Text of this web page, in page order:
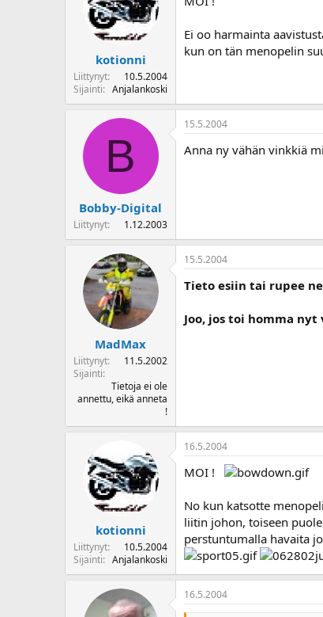
kotionni
Liittynyt
10.5.2004
Sijainti
Anjalankoski
Ei oo harmainta
kun on tän menopelin
B
Bobby-Digital
Liittynyt 1.12.2003
15.5.2004
Anna ny vähän vinkkiä
MadMax
Liittynyt
11.5.2002
Sijainti
Tietoja ei ole
annettu, eikä anneta
!
15.5.2004
Tieto esiin tai rupee
Joo, jos toi homma
kotionni
Liittynyt
10.5.2004
Sijainti
Anjalankoski
16.5.2004
MOI !
No kun katsotte
liitin johon, toiseen
perstuntumalla havaita
16.5.2004